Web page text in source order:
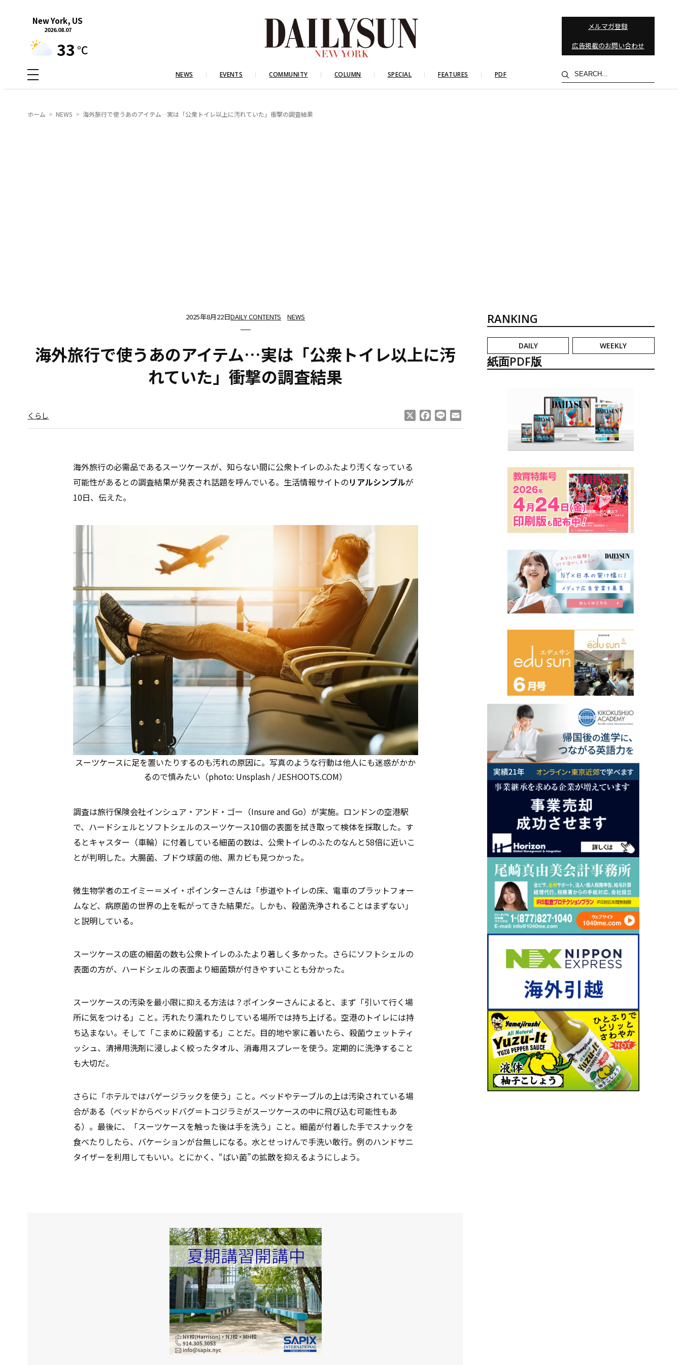
New York, US
2026.08.07
33 °C
メルマガ登録
広告掲載のお問い合わせ
NEWS EVENTS COMMUNITY COLUMN SPECIAL FEATURES PDF
検
索
ホーム NEWS 海外旅行で使うあのアイテム…実は「公衆トイレ以上に汚れていた」衝撃の調査結果
2025年8月22日DAILY CONTENTS NEWS
海外旅行で使うあのアイテム…実は「公衆トイレ以上に汚
れていた」衝撃の調査結果
くらし Facebook
Line
海外旅行の必需品であるスーツケースが、知らない間に公衆トイレのふたより汚くなっている
可能性があるとの調査結果が発表され話題を呼んでいる。生活情報サイトのリアルシンプルが
10日、伝えた。
スーツケースに足を置いたりするのも汚れの原因に。写真のような行動は他人にも迷惑がかか
るので慎みたい（photo: Unsplash / JESHOOTS.COM）
調査は旅行保険会社インシュア・アンド・ゴー（Insure and Go）が実施。ロンドンの空港駅
で、ハードシェルとソフトシェルのスーツケース10個の表面を拭き取って検体を採取した。す
るとキャスター（車輪）に付着している細菌の数は、公衆トイレのふたのなんと58倍に近いこ
とが判明した。大腸菌、ブドウ球菌の他、黒カビも見つかった。
微生物学者のエイミー＝メイ・ポインターさんは「歩道やトイレの床、電車のプラットフォー
ムなど、病原菌の世界の上を転がってきた結果だ。しかも、殺菌洗浄されることはまずない」
と説明している。
スーツケースの底の細菌の数も公衆トイレのふたより著しく多かった。さらにソフトシェルの
表面の方が、ハードシェルの表面より細菌類が付きやすいことも分かった。
スーツケースの汚染を最小限に抑える方法は？ポインターさんによると、まず「引いて行く場
所に気をつける」こと。汚れたり濡れたりしている場所では持ち上げる。空港のトイレには持
ち込まない。そして「こまめに殺菌する」ことだ。目的地や家に着いたら、殺菌ウェットティ
ッシュ、清掃用洗剤に浸しよく絞ったタオル、消毒用スプレーを使う。定期的に洗浄すること
も大切だ。
さらに「ホテルではバゲージラックを使う」こと。ベッドやテーブルの上は汚染されている場
合がある（ベッドからベッドバグ＝トコジラミがスーツケースの中に飛び込む可能性もあ
る）。最後に、「スーツケースを触った後は手を洗う」こと。細菌が付着した手でスナックを
食べたりしたら、バケーションが台無しになる。水とせっけんで手洗い敢行。例のハンドサニ
タイザーを利用してもいい。とにかく、“ばい菌”の拡散を抑えるようにしよう。
RANKING
DAILY WEEKLY
紙面PDF版